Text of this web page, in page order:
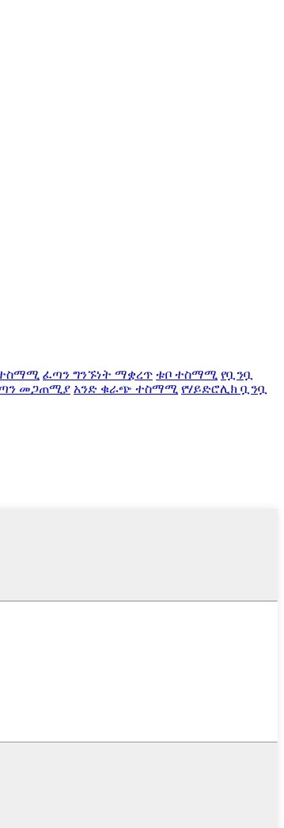
ተስማሚ ፈጣን ግንኙነት ማቋረጥ ቱቦ ተስማሚ የቧንቧ
መጋጠሚያ አንድ ቁራጭ ተስማሚ የሃይድሮሊክ ቧንቧ